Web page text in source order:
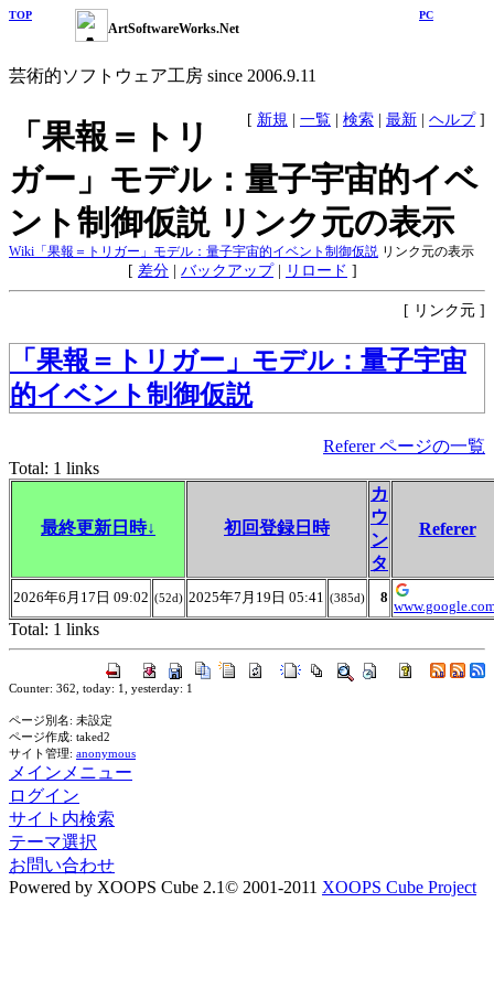
TOP PC
ArtSoftwareWorks.Net
芸術的ソフトウェア工房 since 2006.9.11
[ 新規 | 一覧 | 検索 | 最新 | ヘルプ]
「果報＝トリ
ガー」モデル：量子宇宙的イベ
ント制御仮説 リンク元の表示
Wiki 「果報＝トリガー」モデル：量子宇宙的イベント制御仮説 リンク元の表示
[ 差分 | バックアップ| リロード ]
[ リンク元 ]
「果報＝トリガー」モデル：量子宇宙
的イベント制御仮説
Referer ページの一覧
Total: 1 links
最終更新日時↓ 初回登録日時
カ
ウ
ン
タ
Referer
2026年6月17日 09:02 (52d) 2025年7月19日 05:41 (385d) 8
Total: 1 links
Counter: 362, today: 1, yesterday: 1
ページ別名: 未設定
ページ作成: taked2
サイト管理: anonymous
メインメニュー
ログイン
サイト内検索
テーマ選択
お問い合わせ
Powered by XOOPS Cube 2.1© 2001-2011 XOOPS Cube Project